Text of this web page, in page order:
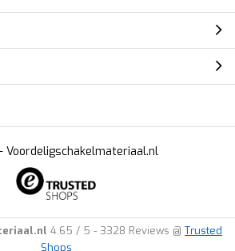
Voordeligschakelmateriaal.nl
4.65 / 5 - 3328 Reviews @ Trusted
Shops